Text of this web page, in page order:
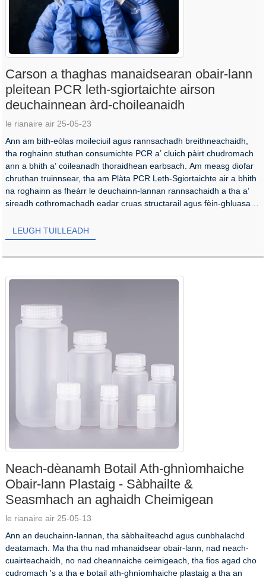
Carson a thaghas manaidsearan obair-lann
pleitean PCR leth-sgiortaichte airson
deuchainnean àrd-choileanaidh
le rianaire air 25-05-23
Ann am bith-eòlas moileciuil agus rannsachadh breithneachaidh,
tha roghainn stuthan consumichte PCR a’ cluich pàirt chudromach
ann a bhith a’ coileanadh thoraidhean earbsach. Am measg diofar
chruthan truinnsear, tha am Plàta PCR Leth-Sgiortaichte air a bhith
na roghainn as fheàrr le deuchainn-lannan rannsachaidh a tha a’
sireadh cothromachadh eadar cruas structarail agus fèin-ghluasad
LEUGH TUILLEADH
Neach-dèanamh Botail Ath-ghnìomhaiche
Obair-lann Plastaig - Sàbhailte &
Seasmhach an aghaidh Cheimigean
le rianaire air 25-05-13
Ann an deuchainn-lannan, tha sàbhailteachd agus cunbhalachd
deatamach. Ma tha thu nad mhanaidsear obair-lann, nad neach-
cuairteachaidh, no nad cheannaiche ceimigeach, tha fios agad cho
cudromach 's a tha e botail ath-ghnìomhaiche plastaig a tha an